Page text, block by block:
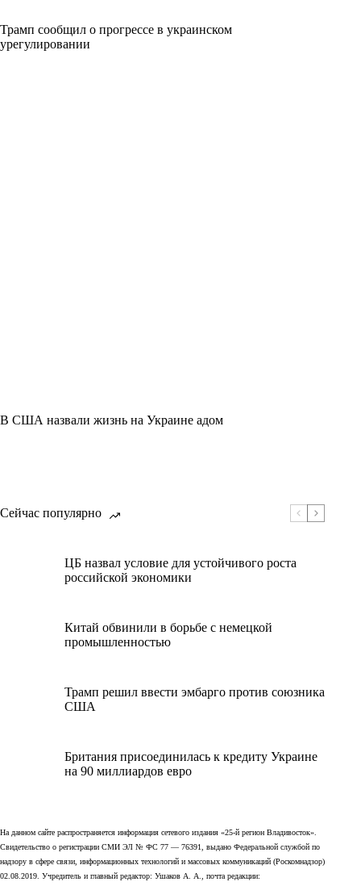
Трамп сообщил о прогрессе в украинском
урегулировании
В США назвали жизнь на Украине адом
Сейчас популярно
ЦБ назвал условие для устойчивого роста
российской экономики
Китай обвинили в борьбе с немецкой
промышленностью
Трамп решил ввести эмбарго против союзника
США
Британия присоединилась к кредиту Украине
на 90 миллиардов евро
На данном сайте распространяется информация сетевого издания «25-й регион Владивосток».
Свидетельство о регистрации СМИ ЭЛ № ФС 77 — 76391, выдано Федеральной службой по
надзору в сфере связи, информационных технологий и массовых коммуникаций (Роскомнадзор)
02.08.2019. Учредитель и главный редактор: Ушаков А. А., почта редакции: